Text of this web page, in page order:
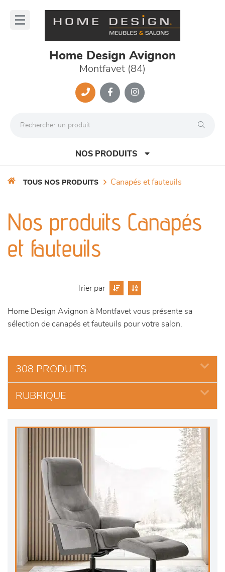
Home Design Avignon
Montfavet (84)
NOS PRODUITS
séjours
meubles de complément
chambres et dressing
décoration
TOUS NOS PRODUITS canapés et fauteuils
Nos produits Canapés
et fauteuils
Trier par
Home Design Avignon à Montfavet vous présente sa
sélection de canapés et fauteuils pour votre salon.
308 PRODUITS
RUBRIQUE